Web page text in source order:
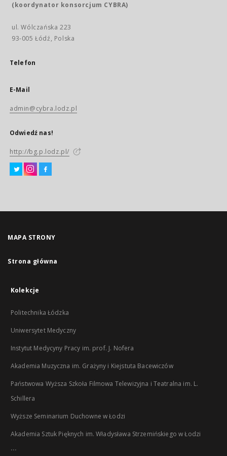
(koordynator konsorcjum CYBRA)
ul. Wólczańska 223
93-005 Łódź, Polska
Telefon
E-Mail
admin@cybra.lodz.pl
Odwiedź nas!
http://bg.p.lodz.pl/
MAPA STRONY
Strona główna
Kolekcje
Politechnika Łódzka
Uniwersytet Medyczny
Instytut Medycyny Pracy im. prof. J. Nofera
Akademia Muzyczna im. Grażyny i Kiejstuta Bacewiczów
Państwowa Wyższa Szkoła Filmowa Telewizyjna i Teatralna im. L.
Schillera
Wyższe Seminarium Duchowne w Łodzi
Akademia Sztuk Pięknych im. Władysława Strzemińskiego w Łodzi
...